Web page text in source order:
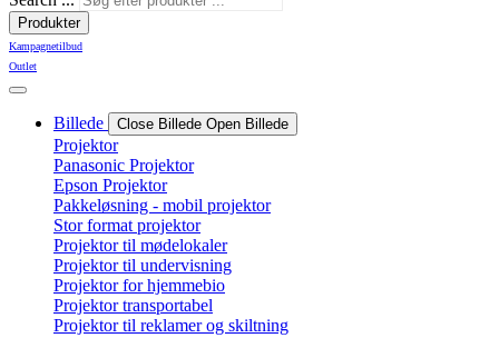
Produkter
Kampagnetilbud
Outlet
Billede Close Billede Open Billede
Projektor
Panasonic Projektor
Epson Projektor
Pakkeløsning - mobil projektor
Stor format projektor
Projektor til mødelokaler
Projektor til undervisning
Projektor for hjemmebio
Projektor transportabel
Projektor til reklamer og skiltning